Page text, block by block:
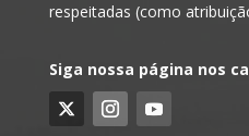
respeitadas (como
Siga nossa página nos